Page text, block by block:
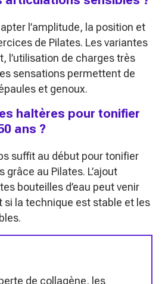
l’amplitude, la position et
de Pilates. Les variantes
l’utilisation de charges très
sensations permettent de
et genoux.
haltères pour tonifier
ans ?
suffit au début pour tonifier
grâce au Pilates. L’ajout
bouteilles d’eau peut venir
si la technique est stable et les
de collagène, les